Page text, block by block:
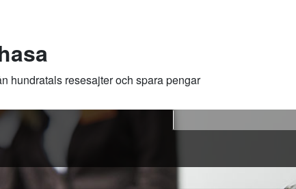
hundratals resesajter och spara pengar